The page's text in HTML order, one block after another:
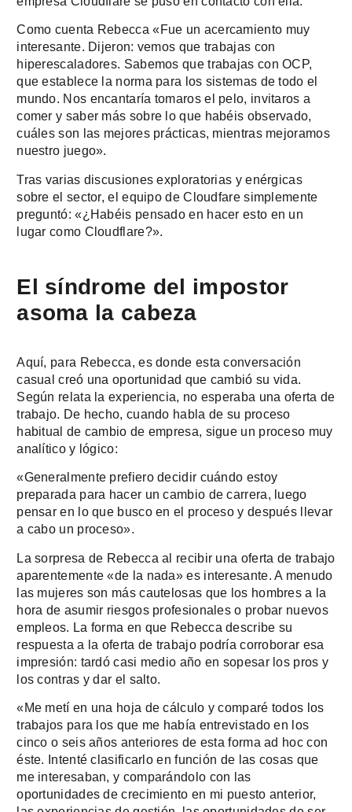
Como cuenta Rebecca «Fue un acercamiento muy
interesante. Dijeron: vemos que trabajas con
hiperescaladores. Sabemos que trabajas con OCP,
que establece la norma para los sistemas de todo el
mundo. Nos encantaría tomaros el pelo, invitaros a
comer y saber más sobre lo que habéis observado,
cuáles son las mejores prácticas, mientras mejoramos
nuestro juego».
Tras varias discusiones exploratorias y enérgicas
sobre el sector, el equipo de Cloudfare simplemente
preguntó: «¿Habéis pensado en hacer esto en un
lugar como Cloudflare?».
El síndrome del impostor
asoma la cabeza
Aquí, para Rebecca, es donde esta conversación
casual creó una oportunidad que cambió su vida.
Según relata la experiencia, no esperaba una oferta de
trabajo. De hecho, cuando habla de su proceso
habitual de cambio de empresa, sigue un proceso muy
analítico y lógico:
«Generalmente prefiero decidir cuándo estoy
preparada para hacer un cambio de carrera, luego
pensar en lo que busco en el proceso y después llevar
a cabo un proceso».
La sorpresa de Rebecca al recibir una oferta de trabajo
aparentemente «de la nada» es interesante. A menudo
las mujeres son más cautelosas que los hombres a la
hora de asumir riesgos profesionales o probar nuevos
empleos. La forma en que Rebecca describe su
respuesta a la oferta de trabajo podría corroborar esa
impresión: tardó casi medio año en sopesar los pros y
los contras y dar el salto.
«Me metí en una hoja de cálculo y comparé todos los
trabajos para los que me había entrevistado en los
cinco o seis años anteriores de esta forma ad hoc con
éste. Intenté clasificarlo en función de las cosas que
me interesaban, y comparándolo con las
oportunidades de crecimiento en mi puesto anterior,